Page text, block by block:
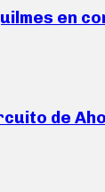
en
de